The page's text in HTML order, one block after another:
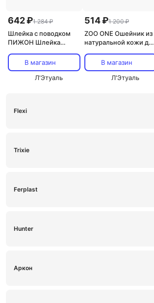
642 ₽1 284 ₽
Шлейка с поводком
ПИЖОН Шлейка
светоотражающей
прошивкой
В магазин
Л'Этуаль
514 ₽1 200 ₽
ZOO ONE Ошейник из
натуральной кожи для
В магазин
Л'Этуаль
Flexi
Trixie
Ferplast
Hunter
Аркон